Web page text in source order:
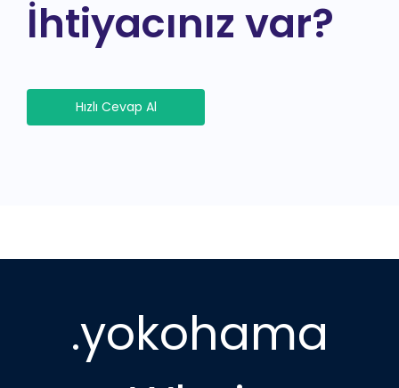
İhtiyacınız var?
Hızlı Cevap Al
.yokohama